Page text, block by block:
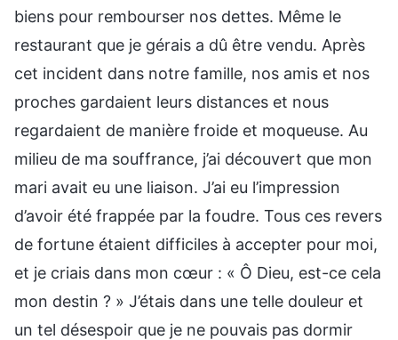
biens pour rembourser nos dettes. Même le
restaurant que je gérais a dû être vendu. Après
cet incident dans notre famille, nos amis et nos
proches gardaient leurs distances et nous
regardaient de manière froide et moqueuse. Au
milieu de ma souffrance, j’ai découvert que mon
mari avait eu une liaison. J’ai eu l’impression
d’avoir été frappée par la foudre. Tous ces revers
de fortune étaient difficiles à accepter pour moi,
et je criais dans mon cœur : « Ô Dieu, est-ce cela
mon destin ? » J’étais dans une telle douleur et
un tel désespoir que je ne pouvais pas dormir